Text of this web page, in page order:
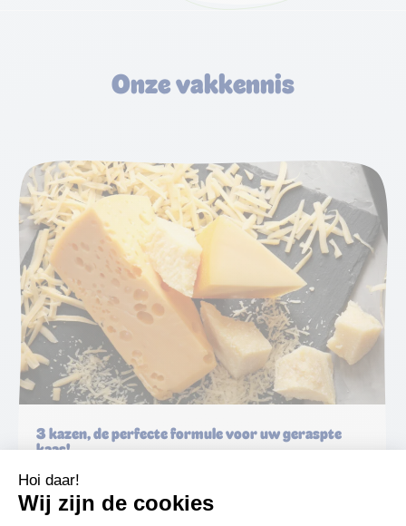
Onze vakkennis
3 kazen, de perfecte formule voor uw geraspte
kaas!
Ontdekken